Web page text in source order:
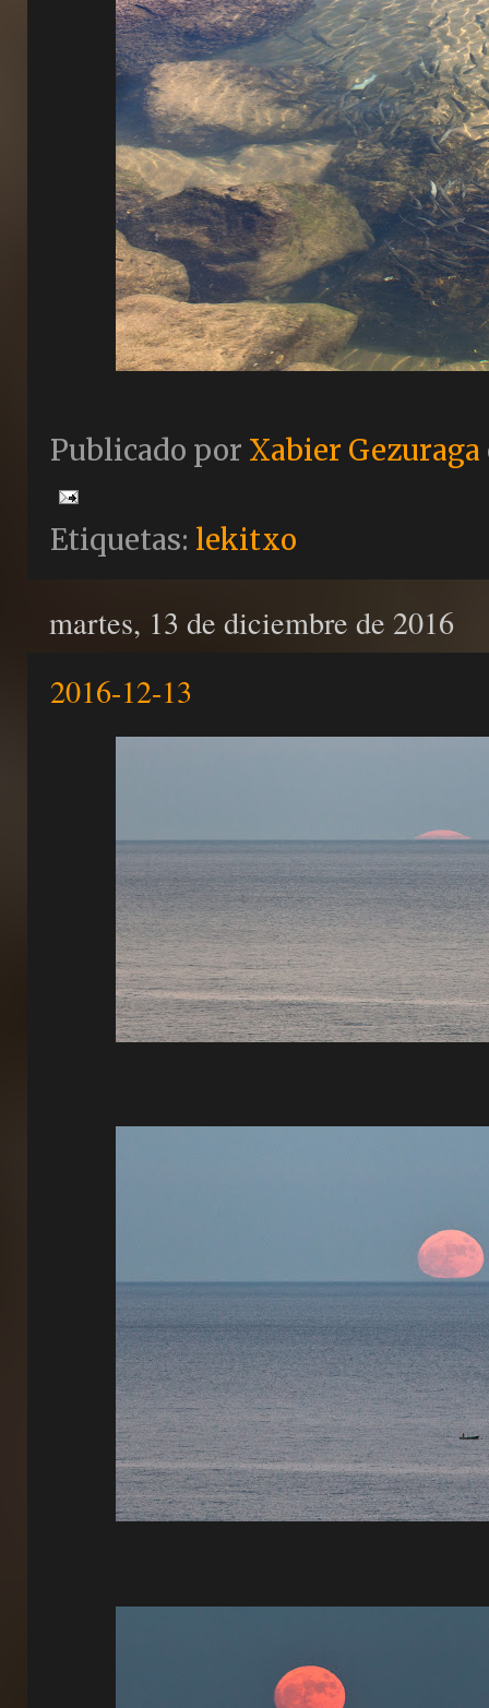
Publicado por Xabier Gezuraga
Etiquetas: lekitxo
martes, 13 de diciembre de 2016
2016-12-13